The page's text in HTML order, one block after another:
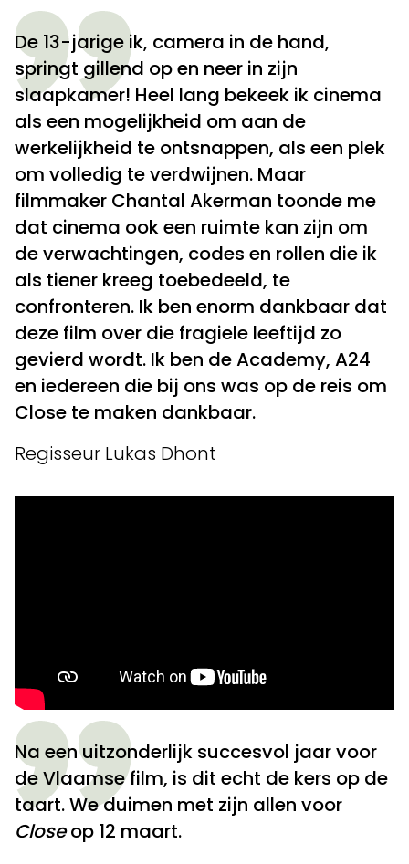
De 13-jarige ik, camera in de hand,
springt gillend op en neer in zijn
slaapkamer! Heel lang bekeek ik cinema
als een mogelijkheid om aan de
werkelijkheid te ontsnappen, als een plek
om volledig te verdwijnen. Maar
filmmaker Chantal Akerman toonde me
dat cinema ook een ruimte kan zijn om
de verwachtingen, codes en rollen die ik
als tiener kreeg toebedeeld, te
confronteren. Ik ben enorm dankbaar dat
deze film over die fragiele leeftijd zo
gevierd wordt. Ik ben de Academy, A24
en iedereen die bij ons was op de reis om
Close te maken dankbaar.
Regisseur Lukas Dhont
Na een uitzonderlijk succesvol jaar voor
de Vlaamse film, is dit echt de kers op de
taart. We duimen met zijn allen voor
Closeop 12 maart.